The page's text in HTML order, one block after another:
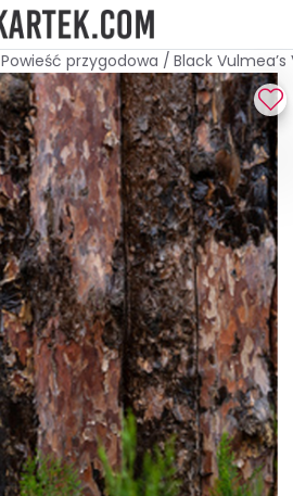
Powieść przygodowa / Black